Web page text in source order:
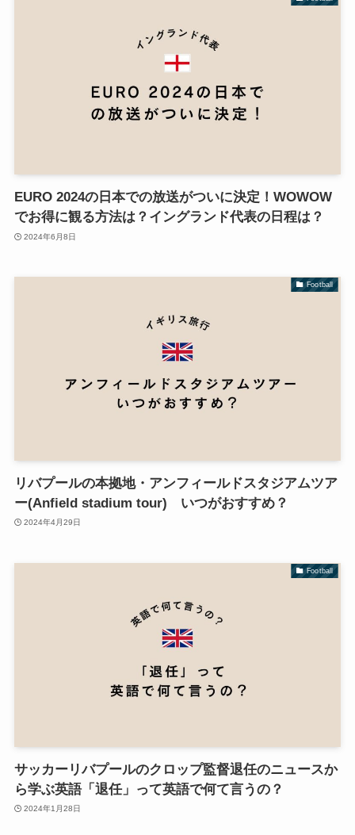
EURO 2024の日本での放送がついに決定！WOWOW
でお得に観る方法は？イングランド代表の日程は？
2024年6月8日
Football
リバプールの本拠地・アンフィールドスタジアムツア
ー(Anfield stadium tour) いつがおすすめ？
2024年4月29日
Football
サッカーリバプールのクロップ監督退任のニュースか
ら学ぶ英語「退任」って英語で何て言うの？
2024年1月28日